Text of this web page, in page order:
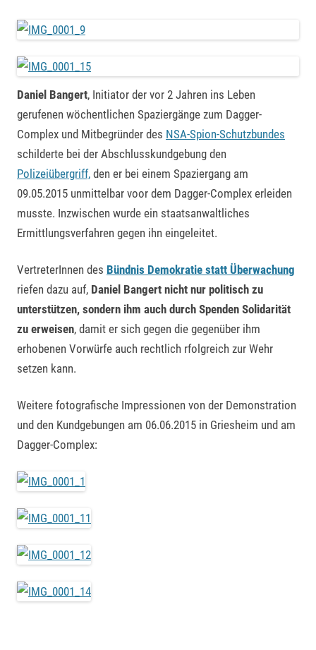
Daniel Bangert, Initiator der vor 2 Jahren ins Leben
gerufenen wöchentlichen Spaziergänge zum Dagger-
Complex und Mitbegründer des NSA-Spion-Schutzbundes
schilderte bei der Abschlusskundgebung den
Polizeiübergriff, den er bei einem Spaziergang am
09.05.2015 unmittelbar voor dem Dagger-Complex erleiden
musste. Inzwischen wurde ein staatsanwaltliches
Ermittlungsverfahren gegen ihn eingeleitet.
VertreterInnen des Bündnis Demokratie statt Überwachung
riefen dazu auf, Daniel Bangert nicht nur politisch zu
unterstützen, sondern ihm auch durch Spenden Solidarität
zu erweisen, damit er sich gegen die gegenüber ihm
erhobenen Vorwürfe auch rechtlich rfolgreich zur Wehr
setzen kann.
Weitere fotografische Impressionen von der Demonstration
und den Kundgebungen am 06.06.2015 in Griesheim und am
Dagger-Complex: